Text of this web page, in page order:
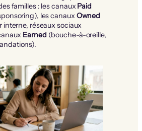
familles : les canauxPaid
les canauxOwned
réseaux sociaux
Earned (bouche-à-oreille,